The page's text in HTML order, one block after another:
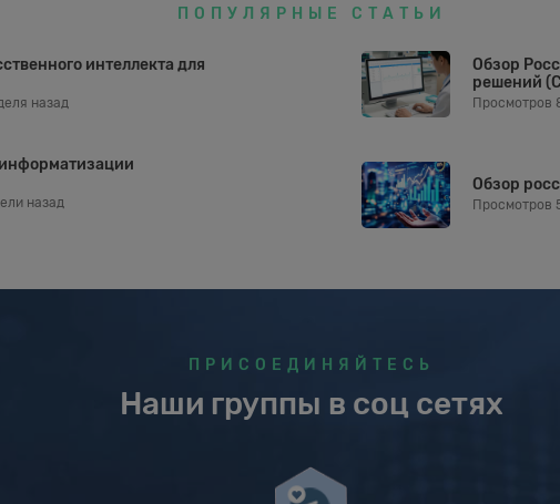
ПОПУЛЯРНЫЕ СТАТЬИ
интеллекта для
назад
Обзор
решений
Просмотров
назад
Обзор
Просмотров
ПРИСОЕДИНЯЙТЕСЬ
Наши группы в соц сетях